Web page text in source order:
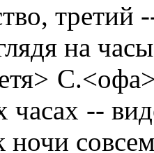
третий
на
часах --
ночи